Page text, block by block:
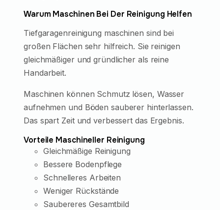
Warum Maschinen Bei Der Reinigung Helfen
Tiefgaragenreinigung maschinen sind bei
großen Flächen sehr hilfreich. Sie reinigen
gleichmäßiger und gründlicher als reine
Handarbeit.
Maschinen können Schmutz lösen, Wasser
aufnehmen und Böden sauberer hinterlassen.
Das spart Zeit und verbessert das Ergebnis.
Vorteile Maschineller Reinigung
Gleichmäßige Reinigung
Bessere Bodenpflege
Schnelleres Arbeiten
Weniger Rückstände
Saubereres Gesamtbild